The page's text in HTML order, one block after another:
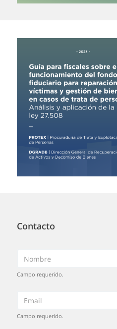
Contacto
Campo requerido.
Campo requerido.